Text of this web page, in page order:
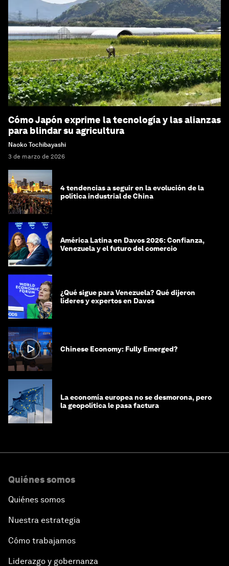
Cómo Japón exprime la tecnología y las alianzas
para blindar su agricultura
Naoko Tochibayashi
3 de marzo de 2026
4 tendencias a seguir en la evolución de la
política industrial de China
América Latina en Davos 2026: Confianza,
Venezuela y el futuro del comercio
¿Qué sigue para Venezuela? Qué dijeron
líderes y expertos en Davos
Chinese Economy: Fully Emerged?
La economía europea no se desmorona, pero
la geopolítica le pasa factura
Quiénes somos
Quiénes somos
Nuestra estrategia
Cómo trabajamos
Liderazgo y gobernanza